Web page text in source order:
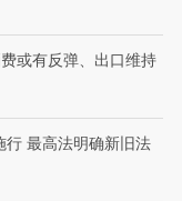
或有反弹、出口维持
行 最高法明确新旧法